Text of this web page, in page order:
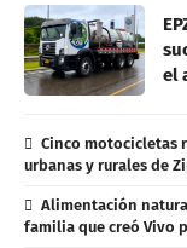
el
Cinco motocicletas
urbanas y rurales de
Alimentación
familia que creó Vivo